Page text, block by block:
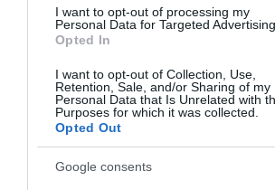
I want to opt-out of processing my
Personal Data for Targeted Advertising.
Opted In
I want to opt-out of Collection, Use,
Retention, Sale, and/or Sharing of my
Personal Data that Is Unrelated with
Purposes for which it was collected.
Opted Out
Google consents
Υπογράφηκε η σύμβαση
συστήματα αεροναυτιλίας
Διεθνές Αεροδρόμιο
Αναμένεται να τεθεί σε
τον Νοέμβριο του 2028
αντικειμένου"